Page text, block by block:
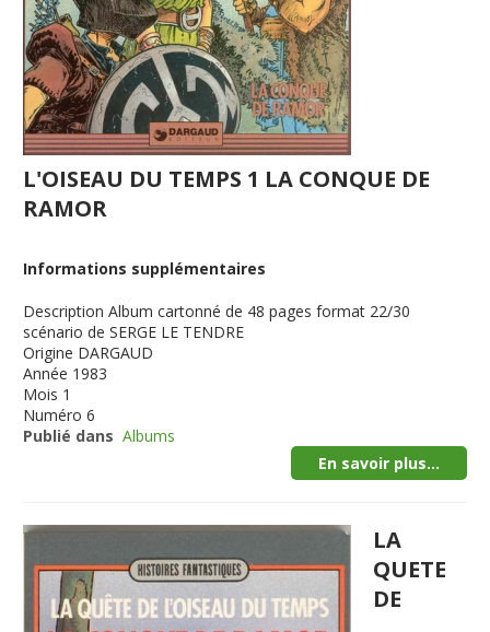
L'OISEAU DU TEMPS 1 LA CONQUE DE
RAMOR
Informations supplémentaires
Description Album cartonné de 48 pages format 22/30
scénario de SERGE LE TENDRE
Origine DARGAUD
Année 1983
Mois 1
Numéro 6
Publié dans Albums
En savoir plus...
LA
QUETE
DE